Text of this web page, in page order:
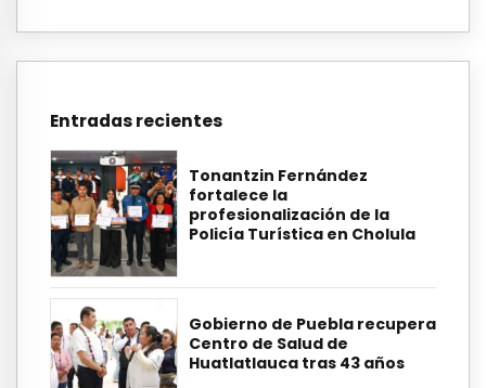
Entradas recientes
Tonantzin Fernández
fortalece la
profesionalización de la
Policía Turística en Cholula
Gobierno de Puebla recupera
Centro de Salud de
Huatlatlauca tras 43 años